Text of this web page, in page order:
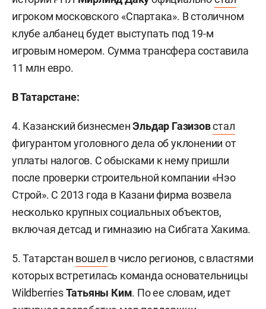
игроком московского «Спартака». В столичном
клубе албанец будет выступать под 19-м
игровым номером. Сумма трансфера составила
11 млн евро.
В Татарстане:
4. Казанский бизнесменЭльдар Газизовстал
фигурантом уголовного дела об уклонении от
уплаты налогов. С обысками к нему пришли
после проверки строительной компании «Нэо
Строй». С 2013 года в Казани фирма возвела
несколько крупных социальных объектов,
включая детсад и гимназию на Сибгата Хакима.
5. Татарстан вошел в число регионов, с властями
которых встретилась команда основательницы
WildberriesТатьяны Ким. По ее словам, идет